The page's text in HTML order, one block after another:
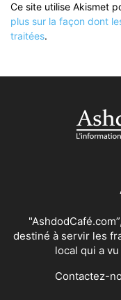
Ce site utilise Akismet
plus sur la façon dont
traitées.
destiné à servir les
local qui a
Contactez-